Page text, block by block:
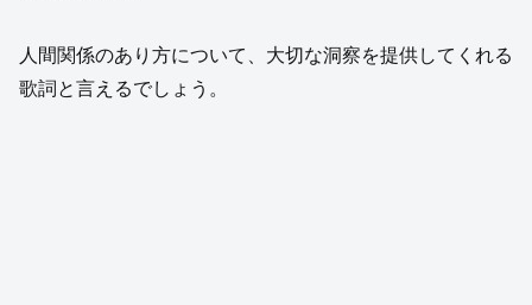
人間関係のあり方について、大切な洞察を提供してくれる
歌詞と言えるでしょう。